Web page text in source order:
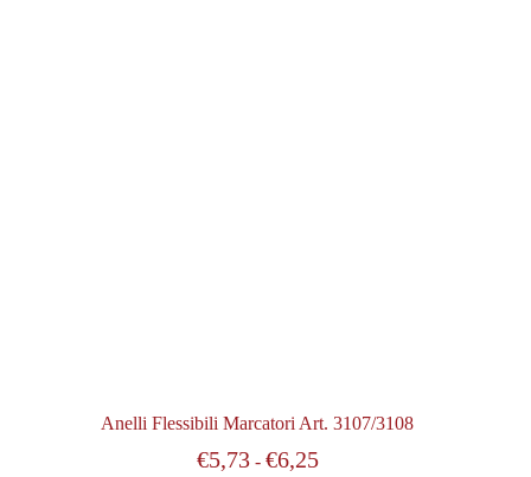
Anelli Flessibili Marcatori Art. 3107/3108
€5,73 - €6,25